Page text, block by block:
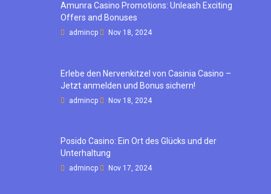
Amunra Casino Promotions: Unleash Exciting
Offers and Bonuses
admincp Nov 18, 2024
Erlebe den Nervenkitzel von Casinia Casino –
Jetzt anmelden und Bonus sichern!
admincp Nov 18, 2024
Posido Casino: Ein Ort des Glücks und der
Unterhaltung
admincp Nov 17, 2024